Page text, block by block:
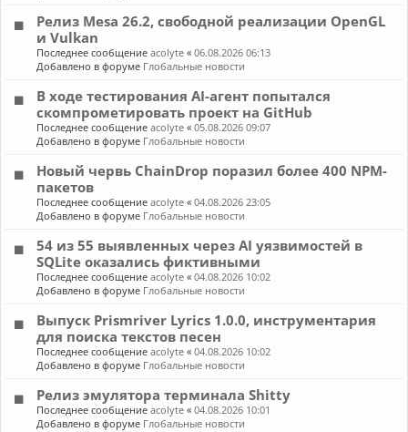
Релиз Mesa 26.2, свободной реализации OpenGL
и Vulkan
Последнее сообщениеacolyte «06.08.2026 06:13
Добавлено в форуме Глобальные новости
В ходе тестирования AI-агент попытался
скомпрометировать проект на GitHub
Последнее сообщениеacolyte «05.08.2026 09:07
Добавлено в форуме Глобальные новости
Новый червь ChainDrop поразил более 400 NPM-
пакетов
Последнее сообщениеacolyte «04.08.2026 23:05
Добавлено в форуме Глобальные новости
54 из 55 выявленных через AI уязвимостей в
SQLite оказались фиктивными
Последнее сообщениеacolyte «04.08.2026 10:02
Добавлено в форуме Глобальные новости
Выпуск Prismriver Lyrics 1.0.0, инструментария
для поиска текстов песен
Последнее сообщениеacolyte «04.08.2026 10:02
Добавлено в форуме Глобальные новости
Релиз эмулятора терминала Shitty
Последнее сообщениеacolyte «04.08.2026 10:01
Добавлено в форуме Глобальные новости